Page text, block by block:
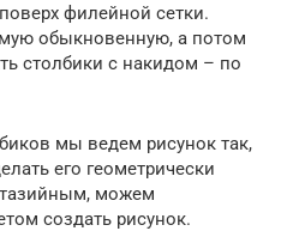
филейной сетки.
обыкновенную, а потом
столбики с накидом – по
мы ведем рисунок так,
его геометрически
можем
создать рисунок.